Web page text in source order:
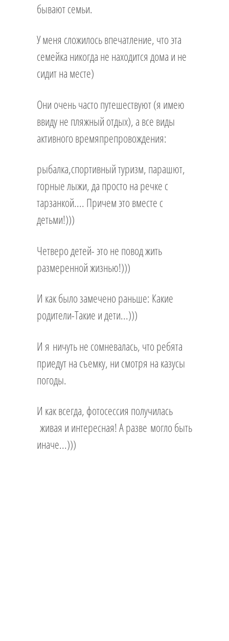
бывают семьи.
У меня сложилось впечатление, что эта
семейка никогда не находится дома и не
сидит на месте)
Они очень часто путешествуют (я имею
ввиду не пляжный отдых), а все виды
активного времяпрепровождения:
рыбалка,спортивный туризм, парашют,
горные лыжи, да просто на речке с
тарзанкой.... Причем это вместе с
детьми!)))
Четверо детей- это не повод жить
размеренной жизнью!)))
И как было замечено раньше: Какие
родители-Такие и дети...)))
И я ничуть не сомневалась, что ребята
приедут на съемку, ни смотря на казусы
погоды.
И как всегда, фотосессия получилась
живая и интересная! А разве могло быть
иначе...)))